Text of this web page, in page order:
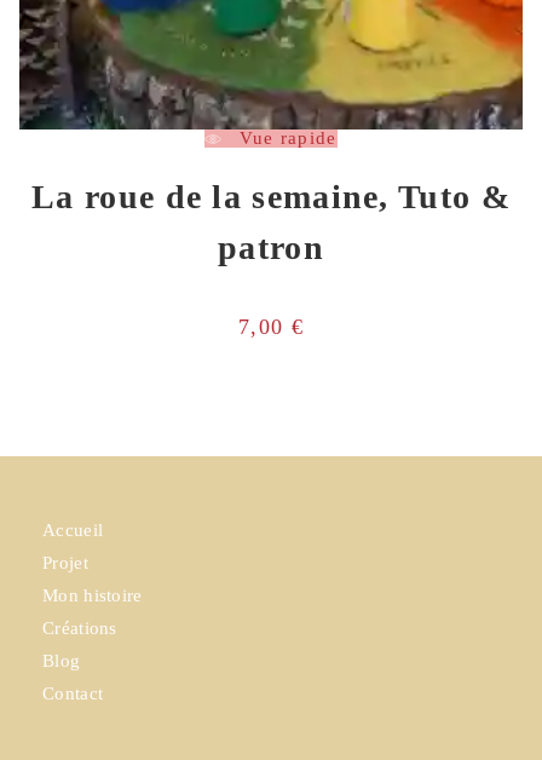
Vue rapide
La roue de la semaine, Tuto &
patron
7,00 €
Accueil
Projet
Mon histoire
Créations
Blog
Contact